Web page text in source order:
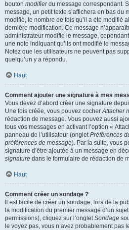
bouton modifierdu message correspondant.
message, un petit texte s’affichera en bas du
modifié, le nombre de fois qu’il a été modifié
dernière modification. Ce message
administrateur modifie le message,
une note indiquant qu’ils ont modifié le
Notez que les utilisateurs ne peuvent pas
quelqu’un y a répondu.
Haut
Comment ajouter une signature à mes
Vous devez d’abord créer une signature
Une fois créée, vous pouvez cocherAttacher
rédaction de message. Vous pouvez aussi
tous vos messages en activant l’option «
panneau de l’utilisateur (ongletPréférences
préférences de message). Par la suite, vous
signature d’être ajoutée à un message en
signature dans le formulaire de rédaction de
Haut
Comment créer un sondage ?
Il est facile de créer un sondage, lors de la
la modification du premier message d’un
permissions), cliquez sur l’ongletSondage
le voyez pas, vous n’avez probablement pas